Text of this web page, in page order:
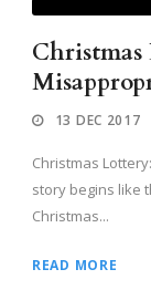
13 DEC 2017
Christmas
story begins like
Christmas...
READ MORE